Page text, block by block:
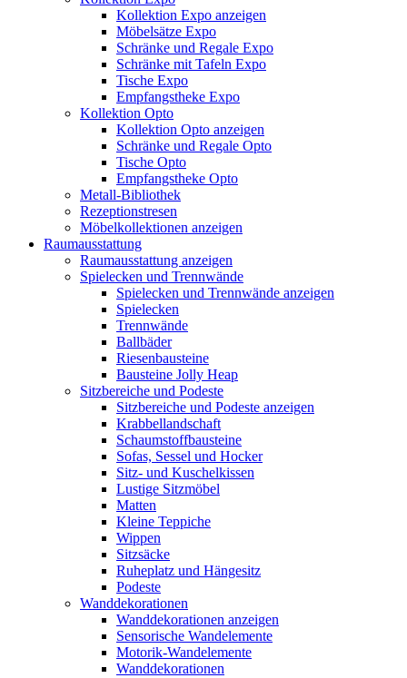
Kollektion Expo anzeigen
Möbelsätze Expo
Schränke und Regale Expo
Schränke mit Tafeln Expo
Tische Expo
Empfangstheke Expo
Kollektion Opto
Kollektion Opto anzeigen
Schränke und Regale Opto
Tische Opto
Empfangstheke Opto
Metall-Bibliothek
Rezeptionstresen
Möbelkollektionen anzeigen
Raumausstattung
Raumausstattung anzeigen
Spielecken und Trennwände
Spielecken und Trennwände anzeigen
Spielecken
Trennwände
Ballbäder
Riesenbausteine
Bausteine Jolly Heap
Sitzbereiche und Podeste
Sitzbereiche und Podeste anzeigen
Krabbellandschaft
Schaumstoffbausteine
Sofas, Sessel und Hocker
Sitz- und Kuschelkissen
Lustige Sitzmöbel
Matten
Kleine Teppiche
Wippen
Sitzsäcke
Ruheplatz und Hängesitz
Podeste
Wanddekorationen
Wanddekorationen anzeigen
Sensorische Wandelemente
Motorik-Wandelemente
Wanddekorationen